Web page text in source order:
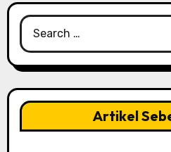
Search
for:
Artikel